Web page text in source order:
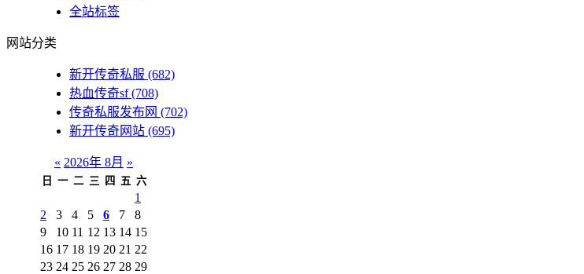
全站标签
网站分类
新开传奇私服 (682)
热血传奇sf(708)
传奇私服发布网 (702)
新开传奇网站 (695)
« 2026年 8月 »
日 一 二 三 四 五 六
1
2
3 4 5 6 7
8
9
10 11 12 13 14 15
16 17 18 19 20 21 22
23 24 25 26 27 28 29